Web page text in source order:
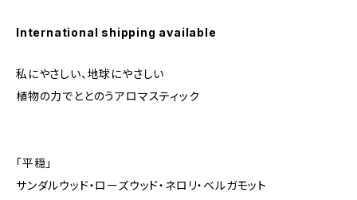
International shipping available
私にやさしい、地球にやさしい
植物の力でととのうアロマスティック
「平穏」
サンダルウッド・ローズウッド・ネロリ・ベルガモット